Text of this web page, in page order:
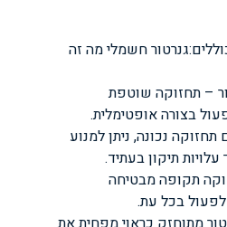
גנרטור חשמלי מה זה
– תחזוקה שוטפת
בצורה אופטימלית.
נכונה, ניתן למנוע
תיקון בעתיד.
תקופה מבטיחה
לפעול בכל עת.